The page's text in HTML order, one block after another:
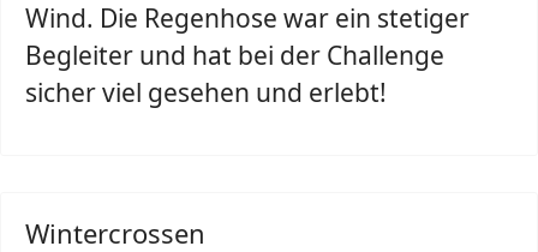
Wind. Die Regenhose war ein stetiger
Begleiter und hat bei der Challenge
sicher viel gesehen und erlebt!
Wintercrossen